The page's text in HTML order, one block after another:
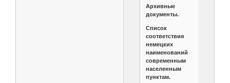
Архивные
документы.
Список
соответствия
немецких
наименований
современным
населенным
пунктам.